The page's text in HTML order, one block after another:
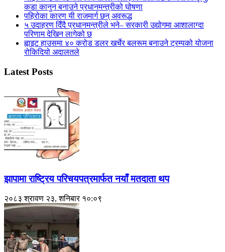
कडा कानुन बनाउने प्रधानमन्त्रीको घोषणा
पहिरोका कारण यी राजमार्ग छन् अवरूद्ध
५ उदाहरण दिँदै प्रधानमन्त्रीले भने– सरकारी उद्योगमा आशालाग्दा
परिणाम देखिन लागेको छ
ह्वाइट हाउसमा ४० करोड डलर खर्चेर बलरूम बनाउने ट्रम्पको योजना
रोकिदियो अदालतले
Latest Posts
झापामा राष्ट्रिय परिचयपत्रमार्फत नयाँ मतदाता थप
२०८३ श्रावण २३, शनिबार १०:०९